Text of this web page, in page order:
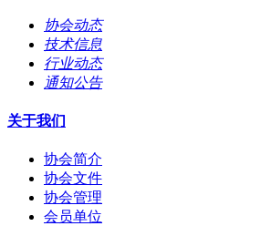
协会动态
技术信息
行业动态
通知公告
关于我们
协会简介
协会文件
协会管理
会员单位